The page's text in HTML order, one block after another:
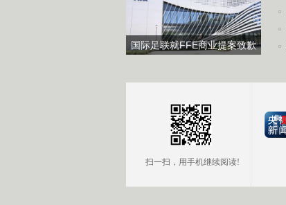
国际足联就FFE商业提案致歉
扫一扫，用手机继续阅读!